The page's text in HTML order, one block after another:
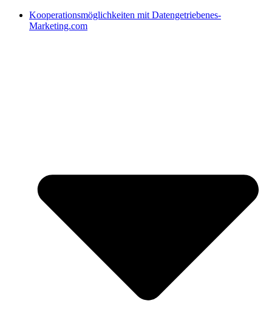
Kooperationsmöglichkeiten mit Datengetriebenes-
Marketing.com